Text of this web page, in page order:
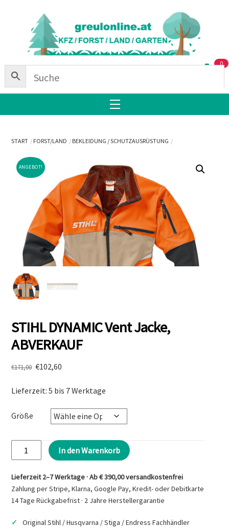
0
Menu
START FORST/LAND BEKLEIDUNG / SCHUTZAUSRÜSTUNG
ANGEBOT!
STIHL DYNAMIC Vent Jacke,
ABVERKAUF
€171,00 Ursprünglicher
war:
€102,60
ist:
Lieferzeit: 5 bis 7 Werktage
Größe
STIHL
DYNAMIC
Vent
Jacke,
ABVERKAUF
In den Warenkorb
Lieferzeit 2–7 Werktage · Ab € 390,00 versandkostenfrei
Zahlung per Stripe, Klarna, Google Pay, Kredit- oder Debitkarte
14 Tage Rückgabefrist · 2 Jahre Herstellergarantie
Original Stihl / Husqvarna / Stiga / Endress Fachhändler
To
Top